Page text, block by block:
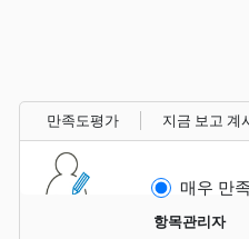
만족도평가 지금 보고 계
매우 만족
항목관리자